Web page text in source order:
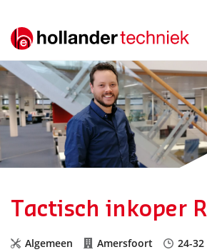
content
Tactisch inkoper
Algemeen Amersfoort 24-